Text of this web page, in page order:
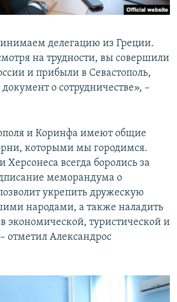
делегацию из Греции.
на трудности, вы совершили
и прибыли в Севастополь,
о сотрудничестве», –
и Коринфа имеют общие
которыми мы городимся.
Херсонеса всегда боролись за
меморандума о
укрепить дружескую
народами, а также наладить
экономической, туристической и
отметил Александрос